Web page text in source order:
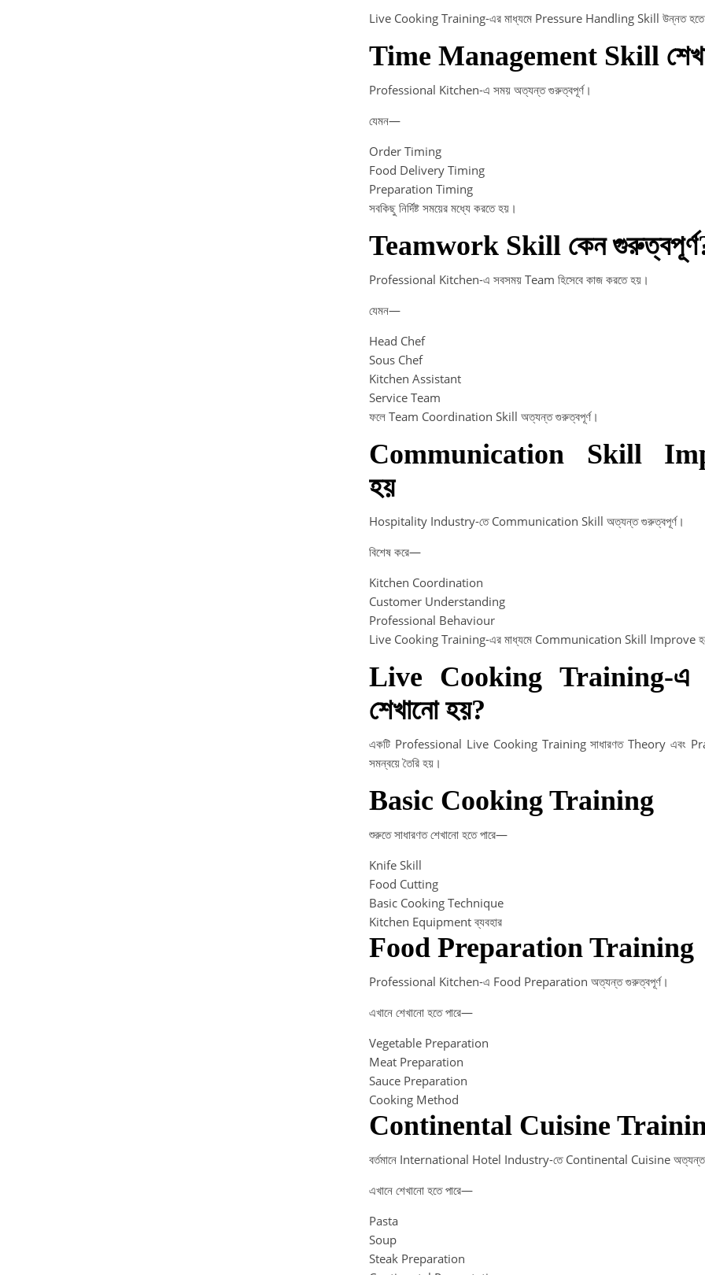
Live Cooking Training-এর মাধ্যমে Pressure Handling Skill উন্নত হতে
Time Management Skill
Professional Kitchen-এ সময় অত্যন্ত গুরুত্বপূর্ণ।
যেমন—
Order Timing
Food Delivery Timing
Preparation Timing
সবকিছু নির্দিষ্ট সময়ের মধ্যে করতে হয়।
Teamwork Skill কেন
Professional Kitchen-এ সবসময় Team হিসেবে কাজ করতে হয়।
যেমন—
Head Chef
Sous Chef
Kitchen Assistant
Service Team
ফলে Team Coordination Skill অত্যন্ত গুরুত্বপূর্ণ।
Communication Skill
হয়
Hospitality Industry-তে Communication Skill অত্যন্ত গুরুত্বপূর্ণ।
বিশেষ করে—
Kitchen Coordination
Customer Understanding
Professional Behaviour
Live Cooking Training-এর মাধ্যমে Communication Skill Improve
Live Cooking Training-এ
শেখানো হয়?
একটি Professional Live Cooking Training সাধারণত Theory এবং
সমন্বয়ে তৈরি হয়।
Basic Cooking Training
শুরুতে সাধারণত শেখানো হতে পারে—
Knife Skill
Food Cutting
Basic Cooking Technique
Kitchen Equipment ব্যবহার
Food Preparation Training
Professional Kitchen-এ Food Preparation অত্যন্ত গুরুত্বপূর্ণ।
এখানে শেখানো হতে পারে—
Vegetable Preparation
Meat Preparation
Sauce Preparation
Cooking Method
Continental Cuisine
বর্তমানে International Hotel Industry-তে Continental Cuisine অত্যন্ত
এখানে শেখানো হতে পারে—
Pasta
Soup
Steak Preparation